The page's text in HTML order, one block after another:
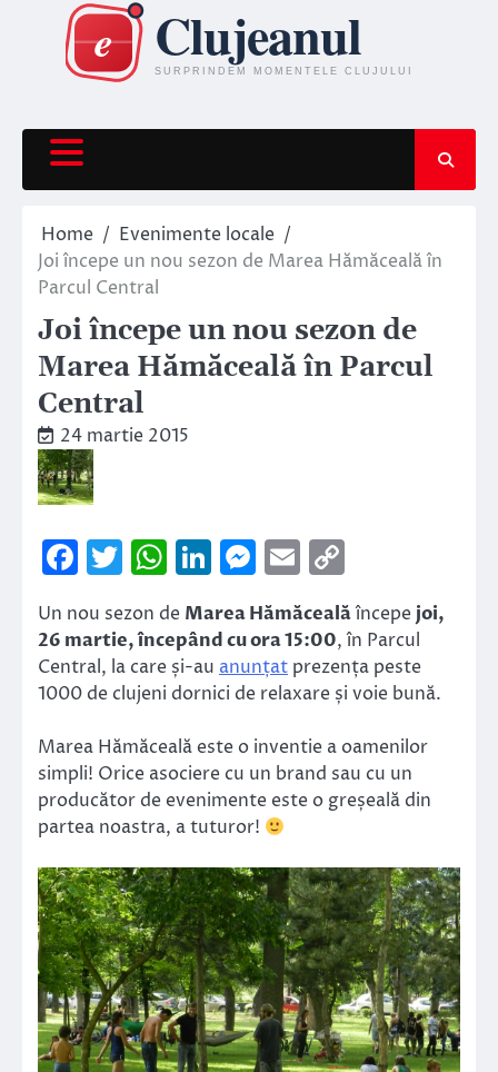
content
Home
Evenimente locale
Joi începe un nou sezon de Marea Hămăceală în
Parcul Central
Joi începe un nou sezon de
Marea Hămăceală în Parcul
Central
24 martie 2015
Facebook
Twitter
WhatsApp
LinkedIn
Messenger
Email
Link
Un nou sezon de Marea Hămăcealăîncepe joi,
26 martie, începând cu ora 15:00, în Parcul
Central, la care și-au anunțat prezența peste
1000 de clujeni dornici de relaxare și voie bună.
Marea Hămăceală este o inventie a oamenilor
simpli! Orice asociere cu un brand sau cu un
producător de evenimente este o greșeală din
partea noastra, a tuturor!